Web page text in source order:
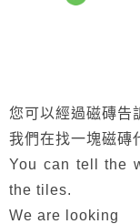
您可以經過磁磚告
我們在找一塊磁磚
You can tell the
the tiles.
We are looking